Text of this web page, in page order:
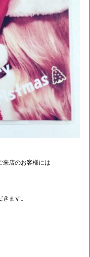
来店のお客様には
ます。